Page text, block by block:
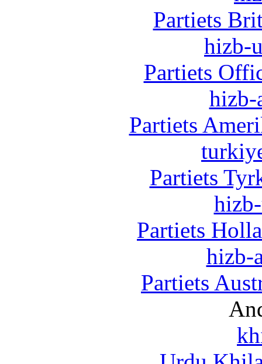
Partiets
hizb-
Partiets
hizb-
Partiets
Partiets
Partiets
hizb-
Partiets